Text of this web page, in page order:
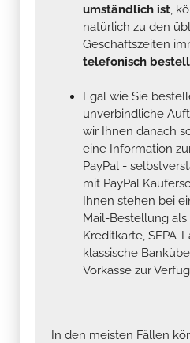
umständlich ist,
natürlich zu den
Geschäftszeiten
telefonisch
Egal wie Sie
unverbindliche
wir Ihnen danach
eine Information
PayPal -
mit PayPal
Ihnen stehen bei
Mail-Bestellung als
Kreditkarte, SEPA-
klassische
Vorkasse zur
In den meisten Fällen